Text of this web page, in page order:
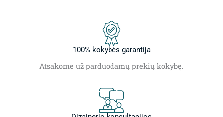
100% kokybės garantija
Atsakome už parduodamų prekių kokybę.